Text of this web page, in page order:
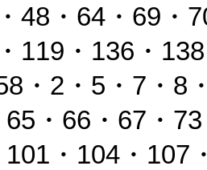
48・64・69・
119・136・
・2・5・7・8
・66・67・
・104・107